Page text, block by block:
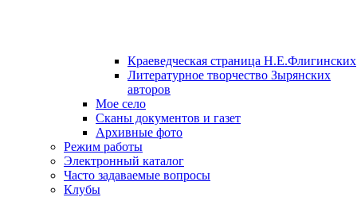
Краеведческая страница Н.Е.Флигинских
Литературное творчество Зырянских
авторов
Мое село
Сканы документов и газет
Архивные фото
Режим работы
Электронный каталог
Часто задаваемые вопросы
Клубы